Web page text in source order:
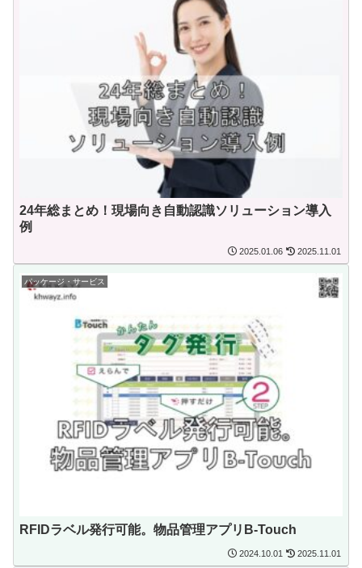
24年総まとめ！現場向き自動認識ソリューション導入
例
2025.01.06 2025.11.01
パッケージ・サービス
RFIDラベル発行可能。物品管理アプリB-Touch
2024.10.01 2025.11.01